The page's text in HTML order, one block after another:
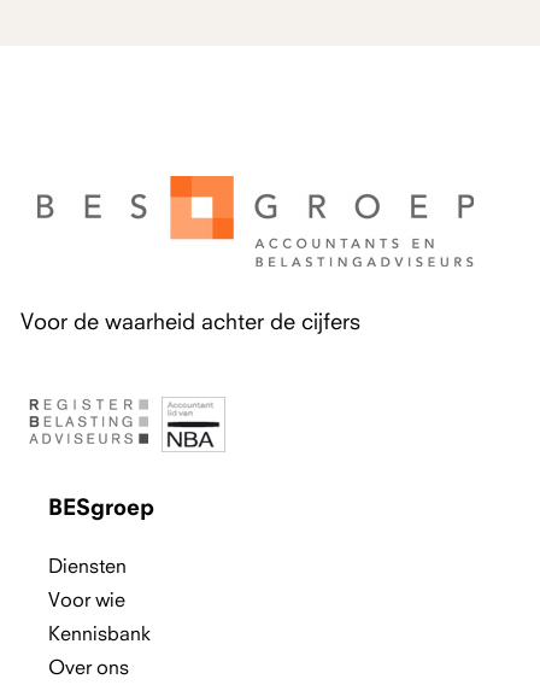
Voor de waarheid achter de cijfers
BESgroep
Diensten
Voor wie
Kennisbank
Over ons